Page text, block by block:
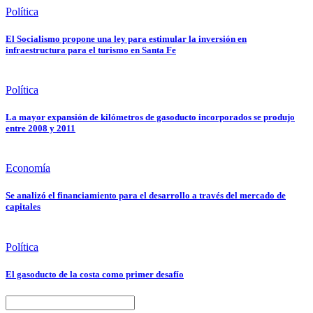
Política
El Socialismo propone una ley para estimular la inversión en
infraestructura para el turismo en Santa Fe
Política
La mayor expansión de kilómetros de gasoducto incorporados se produjo
entre 2008 y 2011
Economía
Se analizó el financiamiento para el desarrollo a través del mercado de
capitales
Política
El gasoducto de la costa como primer desafío